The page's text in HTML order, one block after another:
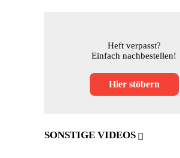
Heft verpasst?
Einfach nachbestellen!
Hier stöbern
SONSTIGE VIDEOS